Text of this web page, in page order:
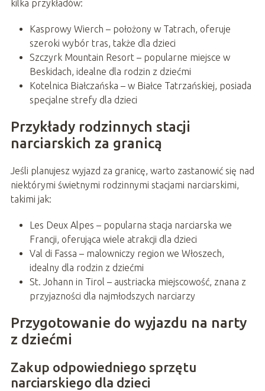
kilka przykładów:
Kasprowy Wierch – położony w Tatrach, oferuje
szeroki wybór tras, także dla dzieci
Szczyrk Mountain Resort – popularne miejsce w
Beskidach, idealne dla rodzin z dziećmi
Kotelnica Białczańska – w Białce Tatrzańskiej, posiada
specjalne strefy dla dzieci
Przykłady rodzinnych stacji
narciarskich za granicą
Jeśli planujesz wyjazd za granicę, warto zastanowić się nad
niektórymi świetnymi rodzinnymi stacjami narciarskimi,
takimi jak:
Les Deux Alpes – popularna stacja narciarska we
Francji, oferująca wiele atrakcji dla dzieci
Val di Fassa – malowniczy region we Włoszech,
idealny dla rodzin z dziećmi
St. Johann in Tirol – austriacka miejscowość, znana z
przyjazności dla najmłodszych narciarzy
Przygotowanie do wyjazdu na narty
z dziećmi
Zakup odpowiedniego sprzętu
narciarskiego dla dzieci